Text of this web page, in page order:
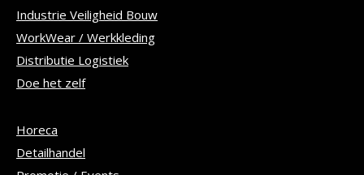
Industrie Veiligheid Bouw
WorkWear / Werkkleding
Distributie Logistiek
Doe het zelf
Horeca
Detailhandel